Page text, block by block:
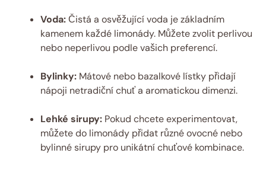
Voda:Čistá a osvěžující voda je základním
kamenem každé limonády. Můžete zvolit perlivou
nebo neperlivou podle vašich preferencí.
Bylinky: Mátové nebo bazalkové lístky přidají
nápoji netradiční chuť a aromatickou dimenzi.
Lehké sirupy: Pokud chcete experimentovat,
můžete do limonády přidat různé ovocné nebo
bylinné sirupy pro unikátní chuťové kombinace.